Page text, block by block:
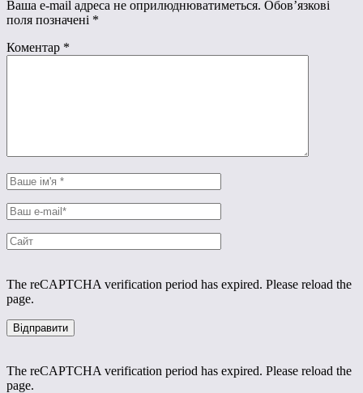
Ваша e-mail адреса не оприлюднюватиметься. Обов’язкові
поля позначені *
Коментар *
The reCAPTCHA verification period has expired. Please reload the
page.
The reCAPTCHA verification period has expired. Please reload the
page.